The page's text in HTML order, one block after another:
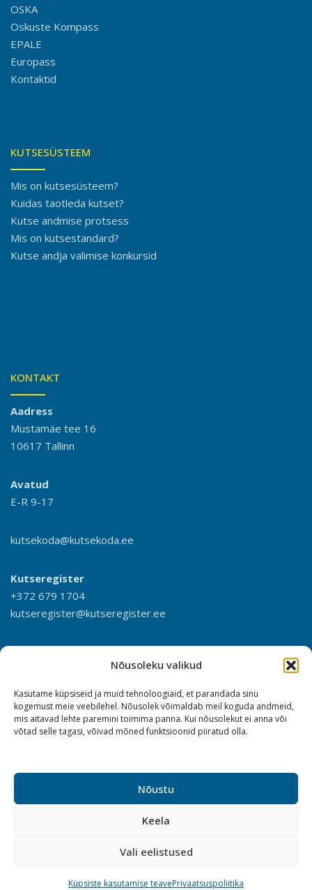
Nõusoleku valikud
Kasutame küpsiseid ja muid tehnoloogiaid, et parandada sinu
kogemust meie veebilehel. Nõusolek võimaldab meil koguda andmeid,
mis aitavad lehte paremini toimima panna. Kui nõusolekut ei anna või
võtad selle tagasi, võivad mõned funktsioonid piiratud olla.
Nõustu
Keela
Vali eelistused
Küpsiste kasutamise teavePrivaatsuspoliitika
OSKA
Oskuste Kompass
EPALE
Europass
Kontaktid
KUTSESÜSTEEM
Mis on kutsesüsteem?
Kuidas taotleda kutset?
Kutse andmise protsess
Mis on kutsestandard?
Kutse andja valimise konkursid
KONTAKT
Aadress
Mustamäe tee 16
10617 Tallinn
Avatud
E-R 9-17
kutsekoda@kutsekoda.ee
Kutseregister
+372 679 1704
kutseregister@kutseregister.ee